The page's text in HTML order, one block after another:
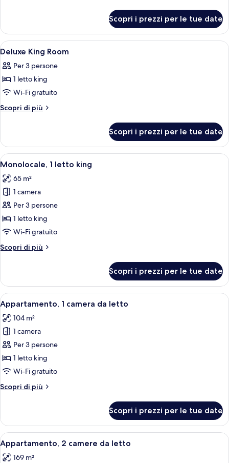
Studio
Scopri i prezzi per le tue date
Apri
tutte
le
foto
per
Deluxe
Camera d'hotel moderna con un
5
Deluxe King Room
Per 3 persone
1 letto king
Wi-Fi gratuito
Scopri di più
Altri
King
Room
Scopri i prezzi per le tue date
Apri
tutte
le
foto
per
Monolocale,
1
king
Una camera d'albergo con un letto
10
Monolocale, 1 letto king
65 m²
1 camera
Per 3 persone
1 letto king
Wi-Fi gratuito
Scopri di più
Altri
1
letto
king
Scopri i prezzi per le tue date
Apri
tutte
le
foto
per
Appartamento,
1
da
Biancheria da letto di alta qualità,
14
Appartamento, 1 camera da letto
104 m²
1 camera
Per 3 persone
1 letto king
Wi-Fi gratuito
Scopri di più
Altri
1
camera
da
letto
Scopri i prezzi per le tue date
Apri
tutte
Biancheria da letto di alta qualità,
9
Appartamento, 2 camere da letto
169 m²